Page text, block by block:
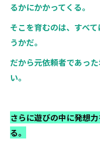
るかにかかってくる。
そこを育むのは、すべ
うかだ。
だから元依頼者であっ
い。
さらに遊びの中に発想
る。